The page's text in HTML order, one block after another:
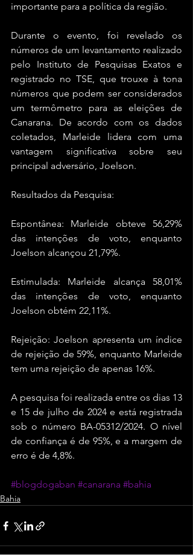
importante para a política da região.
Durante o evento, foi revelado os
números de um levantamento realizado
pelo Instituto de Pesquisas Exatos e
registrado no TSE, que trouxe à tona
números que podem ser considerados
um termômetro para as eleições de
Canarana. De acordo com os dados
coletados, Marleide lidera com uma
vantagem significativa sobre seu
principal adversário, Joelson.
Resultados da Pesquisa:
Espontânea: Marleide obteve 56,29%
das intenções de voto, enquanto
Joelson alcançou 21,79%.
Estimulada: Marleide alcança 58,01%
das intenções de voto, enquanto
Joelson obtém 22,11%.
Rejeição: Joelson apresenta um índice
de rejeição de 59%, enquanto Marleide
tem uma rejeição de apenas 16%.
A pesquisa foi realizada entre os dias 13
e 15 de julho de 2024 e está registrada
sob o número BA-05312/2024. O nível
de confiança é de 95%, e a margem de
erro é de 4,8%.
#blogdogaban #canarana #bahia
Bahia